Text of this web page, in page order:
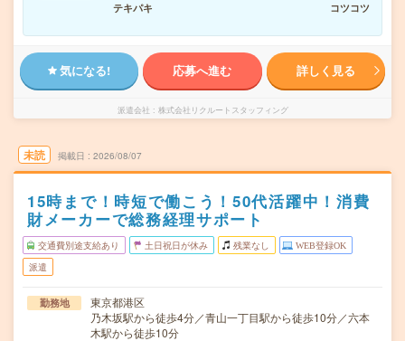
テキパキ
コツコツ
気になる! 応募へ進む 詳しく見る
派遣会社 株式会社リクルートスタッフィング
未読 掲載日 2026/08/07
15時まで！時短で働こう！50代活躍中！消費
財メーカーで総務経理サポート
交通費別途支給あり 土日祝日が休み 残業なし WEB登録OK
派遣
勤務地
東京都港区
乃木坂駅から徒歩4分／青山一丁目駅から徒歩10分／六本
木駅から徒歩10分